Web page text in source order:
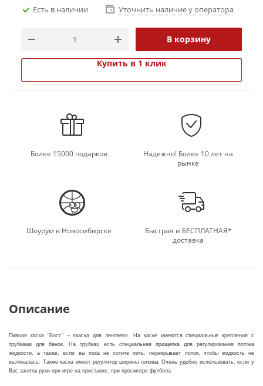
регулирования потока жидкости, а также, если вы
жидкость не выливалась. Также каска имеет
регулятор ширины головы. Очень удобно
использовать, если у вас заняты руки при игре на
Есть в наличии Уточнить наличие у оператора
В корзину
Купить в 1 клик
Более 15000 подарков
Надежно! Более 10 лет на
рынке
Шоурум в Новосибирске
Быстрая и БЕСПЛАТНАЯ*
доставка
Описание
Пивная каска "Босс" – «каска для лентяев». На каске имеются специальные крепления с
трубками для банок. На трубках есть специальная прищепка для регулирования потока
жидкости, а также, если вы пока не хотите пить, перекрывает поток, чтобы жидкость не
выливалась. Также каска имеет регулятор ширины головы. Очень удобно использовать, если у
Вас заняты руки при игре на приставке, при просмотре футбола.